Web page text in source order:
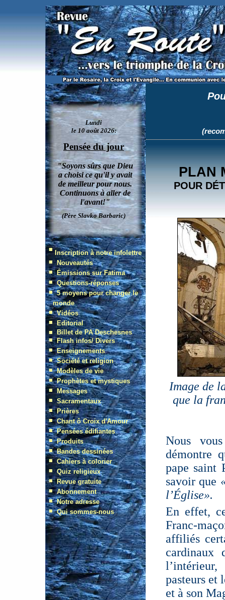
PLAN
POUR
Image de
que la
Nous
démontre
pape saint
savoir que
l’Église».
En effet,
Franc-
affiliés
pasteurs et
et à son